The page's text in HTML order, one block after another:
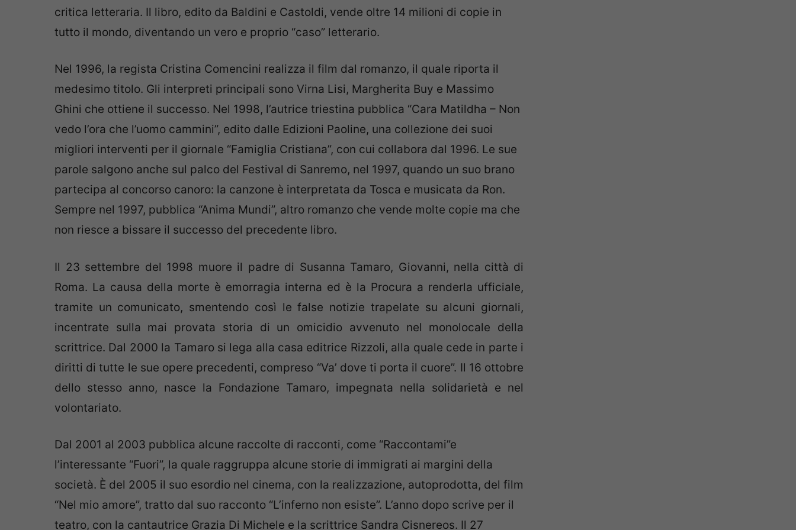
critica letteraria. Il libro, edito da Baldini e Castoldi, vende oltre 14 milioni di copie in
tutto il mondo, diventando un vero e proprio “caso” letterario.
Nel 1996, la regista Cristina Comencini realizza il film dal romanzo, il quale riporta il
medesimo titolo. Gli interpreti principali sono Virna Lisi, Margherita Buy e Massimo
Ghini che ottiene il successo. Nel 1998, l’autrice triestina pubblica “Cara Matildha – Non
vedo l’ora che l’uomo cammini”, edito dalle Edizioni Paoline, una collezione dei suoi
migliori interventi per il giornale “Famiglia Cristiana”, con cui collabora dal 1996. Le sue
parole salgono anche sul palco del Festival di Sanremo, nel 1997, quando un suo brano
partecipa al concorso canoro: la canzone è interpretata da Tosca e musicata da Ron.
Sempre nel 1997, pubblica “Anima Mundi”, altro romanzo che vende molte copie ma che
non riesce a bissare il successo del precedente libro.
Il 23 settembre del 1998 muore il padre di Susanna Tamaro, Giovanni, nella città di
Roma. La causa della morte è emorragia interna ed è la Procura a renderla ufficiale,
tramite un comunicato, smentendo così le false notizie trapelate su alcuni giornali,
incentrate sulla mai provata storia di un omicidio avvenuto nel monolocale della
scrittrice. Dal 2000 la Tamaro si lega alla casa editrice Rizzoli, alla quale cede in parte i
diritti di tutte le sue opere precedenti, compreso “Va’ dove ti porta il cuore”. Il 16 ottobre
dello stesso anno, nasce la Fondazione Tamaro, impegnata nella solidarietà e nel
volontariato.
Dal 2001 al 2003 pubblica alcune raccolte di racconti, come “Raccontami”e
l’interessante “Fuori”, la quale raggruppa alcune storie di immigrati ai margini della
società. È del 2005 il suo esordio nel cinema, con la realizzazione, autoprodotta, del film
“Nel mio amore”, tratto dal suo racconto “L’inferno non esiste”. L’anno dopo scrive per il
teatro, con la cantautrice Grazia Di Michele e la scrittrice Sandra Cisnereos. Il 27